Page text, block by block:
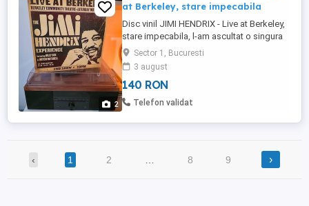
2
at Berkeley, stare impecabila
Disc vinil JIMI HENDRIX - Live at Berkeley,
stare impecabila, l-am ascultat o singura
data, deoarece l-am primit cadou si nu
sunt fan Jimi Hendrix, asa ca il vand
pentru ca vreau sa ajunga in mainile unui
fan care sa se bucure de el. Se aude
perfect, cele doua discuri sunt ca noi, nu
Sector 1, Bucuresti
3 august
140 RON
Telefon validat
‹ 1 2 8 9 ›